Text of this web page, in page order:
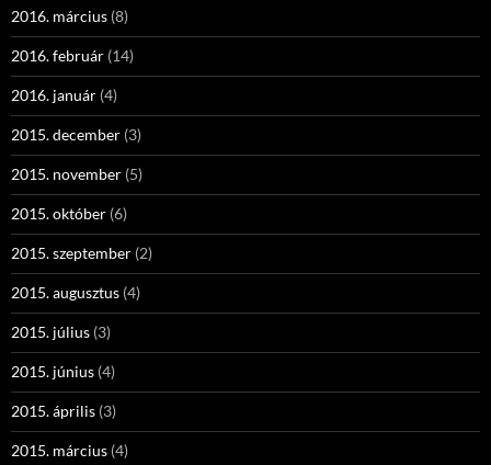
2016. március (8)
2016. február (14)
2016. január (4)
2015. december (3)
2015. november (5)
2015. október (6)
2015. szeptember (2)
2015. augusztus (4)
2015. július (3)
2015. június (4)
2015. április (3)
2015. március (4)